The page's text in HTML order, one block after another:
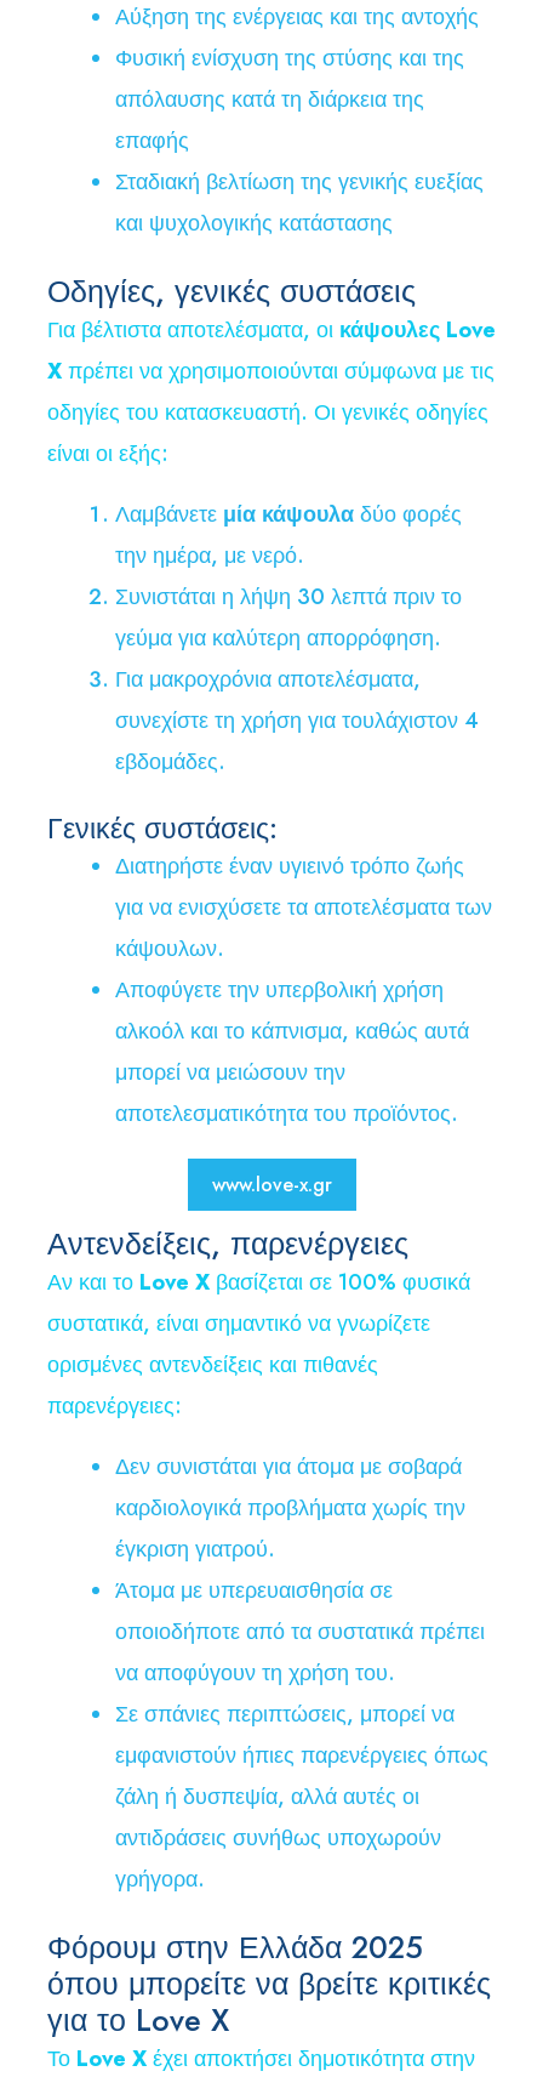
Αύξηση της ενέργειας και της αντοχής
Φυσική ενίσχυση της στύσης και της
απόλαυσης κατά τη διάρκεια της
επαφής
Σταδιακή βελτίωση της γενικής ευεξίας
και ψυχολογικής κατάστασης
Οδηγίες, γενικές συστάσεις
Για βέλτιστα αποτελέσματα, οι κάψουλες Love
Xπρέπει να χρησιμοποιούνται σύμφωνα με τις
οδηγίες του κατασκευαστή. Οι γενικές οδηγίες
είναι οι εξής:
Λαμβάνετε μία κάψουλαδύο φορές
την ημέρα, με νερό.
Συνιστάται η λήψη 30 λεπτά πριν το
γεύμα για καλύτερη απορρόφηση.
Για μακροχρόνια αποτελέσματα,
συνεχίστε τη χρήση για τουλάχιστον 4
εβδομάδες.
Γενικές συστάσεις:
Διατηρήστε έναν υγιεινό τρόπο ζωής
για να ενισχύσετε τα αποτελέσματα των
κάψουλων.
Αποφύγετε την υπερβολική χρήση
αλκοόλ και το κάπνισμα, καθώς αυτά
μπορεί να μειώσουν την
αποτελεσματικότητα του προϊόντος.
www.love-x.gr
Αντενδείξεις, παρενέργειες
Αν και το Love X βασίζεται σε 100% φυσικά
συστατικά, είναι σημαντικό να γνωρίζετε
ορισμένες αντενδείξεις και πιθανές
παρενέργειες:
Δεν συνιστάται για άτομα με σοβαρά
καρδιολογικά προβλήματα χωρίς την
έγκριση γιατρού.
Άτομα με υπερευαισθησία σε
οποιοδήποτε από τα συστατικά πρέπει
να αποφύγουν τη χρήση του.
Σε σπάνιες περιπτώσεις, μπορεί να
εμφανιστούν ήπιες παρενέργειες όπως
ζάλη ή δυσπεψία, αλλά αυτές οι
αντιδράσεις συνήθως υποχωρούν
γρήγορα.
Φόρουμ στην Ελλάδα 2025
όπου μπορείτε να βρείτε κριτικές
για το Love X
Το Love Xέχει αποκτήσει δημοτικότητα στην